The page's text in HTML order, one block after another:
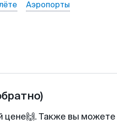
Аэропорты
цене🙌. Также вы можете